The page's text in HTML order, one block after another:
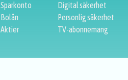
Sparkonto
Bolån
Aktier
Digital säkerhet
Personlig säkerhet
TV-abonnemang